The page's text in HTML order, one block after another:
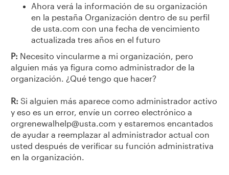
Ahora verá la información de su organización
en la pestaña Organización dentro de su perfil
de usta.com con una fecha de vencimiento
actualizada tres años en el futuro
P: Necesito vincularme a mi organización, pero
alguien más ya figura como administrador de la
organización. ¿Qué tengo que hacer?
R: Si alguien más aparece como administrador activo
y eso es un error, envíe un correo electrónico a
orgrenewalhelp@usta.com y estaremos encantados
de ayudar a reemplazar al administrador actual con
usted después de verificar su función administrativa
en la organización.